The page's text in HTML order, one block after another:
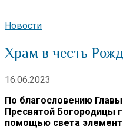
Новости
Храм в честь
16.06.2023
По благословению
Пресвятой Богородицы
помощью света